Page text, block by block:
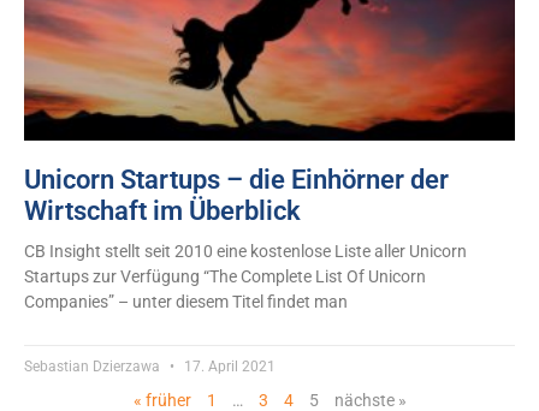
Unicorn Startups – die Einhörner der
Wirtschaft im Überblick
CB Insight stellt seit 2010 eine kostenlose Liste aller Unicorn
Startups zur Verfügung “The Complete List Of Unicorn
Companies” – unter diesem Titel findet man
Sebastian Dzierzawa 17. April 2021
« früher 1 … 3 4 5 nächste »